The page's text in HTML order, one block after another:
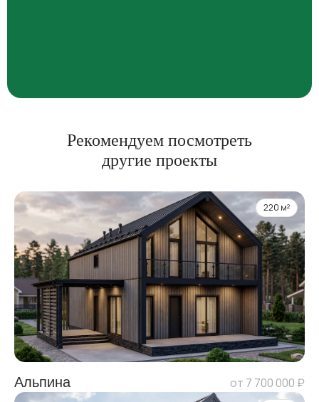
Рекомендуем посмотреть
другие проекты
220 м²
Альпина от 7 700 000 ₽